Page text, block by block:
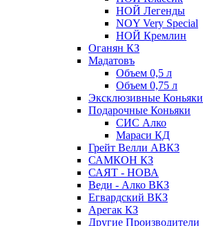
НОЙ Легенды
NOY Very Speсial
НОЙ Кремлин
Оганян КЗ
Мадатовъ
Объем 0,5 л
Объем 0,75 л
Эксклюзивные Коньяки
Подарочные Коньяки
СИС Алко
Мараси КД
Грейт Велли АВКЗ
САМКОН КЗ
САЯТ - НОВА
Веди - Алко ВКЗ
Егвардский ВКЗ
Арегак КЗ
Другие Производители